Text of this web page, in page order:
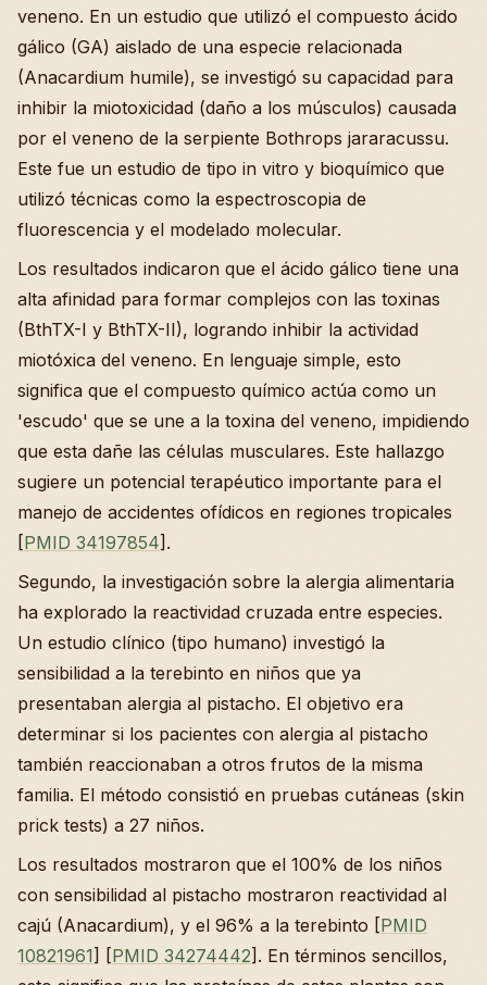
veneno. En un estudio que utilizó el compuesto ácido
gálico (GA) aislado de una especie relacionada
(Anacardium humile), se investigó su capacidad para
inhibir la miotoxicidad (daño a los músculos) causada
por el veneno de la serpiente Bothrops jararacussu.
Este fue un estudio de tipo in vitro y bioquímico que
utilizó técnicas como la espectroscopia de
fluorescencia y el modelado molecular.
Los resultados indicaron que el ácido gálico tiene una
alta afinidad para formar complejos con las toxinas
(BthTX-I y BthTX-II), logrando inhibir la actividad
miotóxica del veneno. En lenguaje simple, esto
significa que el compuesto químico actúa como un
'escudo' que se une a la toxina del veneno, impidiendo
que esta dañe las células musculares. Este hallazgo
sugiere un potencial terapéutico importante para el
manejo de accidentes ofídicos en regiones tropicales
[PMID 34197854].
Segundo, la investigación sobre la alergia alimentaria
ha explorado la reactividad cruzada entre especies.
Un estudio clínico (tipo humano) investigó la
sensibilidad a la terebinto en niños que ya
presentaban alergia al pistacho. El objetivo era
determinar si los pacientes con alergia al pistacho
también reaccionaban a otros frutos de la misma
familia. El método consistió en pruebas cutáneas (skin
prick tests) a 27 niños.
Los resultados mostraron que el 100% de los niños
con sensibilidad al pistacho mostraron reactividad al
cajú (Anacardium), y el 96% a la terebinto [PMID
10821961] [PMID 34274442]. En términos sencillos,